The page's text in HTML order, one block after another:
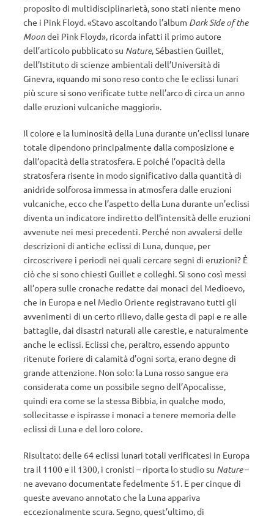
proposito di multidisciplinarietà, sono stati niente meno
che i Pink Floyd. «Stavo ascoltando l’album Dark Side of the
Moondei Pink Floyd», ricorda infatti il primo autore
dell’articolo pubblicato su Nature, Sébastien Guillet,
dell’Istituto di scienze ambientali dell’Università di
Ginevra, «quando mi sono reso conto che le eclissi lunari
più scure si sono verificate tutte nell’arco di circa un anno
dalle eruzioni vulcaniche maggiori».
Il colore e la luminosità della Luna durante un’eclissi lunare
totale dipendono principalmente dalla composizione e
dall’opacità della stratosfera. E poiché l’opacità della
stratosfera risente in modo significativo dalla quantità di
anidride solforosa immessa in atmosfera dalle eruzioni
vulcaniche, ecco che l’aspetto della Luna durante un’eclissi
diventa un indicatore indiretto dell’intensità delle eruzioni
avvenute nei mesi precedenti. Perché non avvalersi delle
descrizioni di antiche eclissi di Luna, dunque, per
circoscrivere i periodi nei quali cercare segni di eruzioni? È
ciò che si sono chiesti Guillet e colleghi. Si sono così messi
all’opera sulle cronache redatte dai monaci del Medioevo,
che in Europa e nel Medio Oriente registravano tutti gli
avvenimenti di un certo rilievo, dalle gesta di papi e re alle
battaglie, dai disastri naturali alle carestie, e naturalmente
anche le eclissi. Eclissi che, peraltro, essendo appunto
ritenute foriere di calamità d’ogni sorta, erano degne di
grande attenzione. Non solo: la Luna rosso sangue era
considerata come un possibile segno dell’Apocalisse,
quindi era come se la stessa Bibbia, in qualche modo,
sollecitasse e ispirasse i monaci a tenere memoria delle
eclissi di Luna e del loro colore.
Risultato: delle 64 eclissi lunari totali verificatesi in Europa
tra il 1100 e il 1300, i cronisti – riporta lo studio su Nature–
ne avevano documentate fedelmente 51. E per cinque di
queste avevano annotato che la Luna appariva
eccezionalmente scura. Segno, quest’ultimo, di